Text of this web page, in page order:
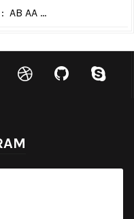
AB AA ...